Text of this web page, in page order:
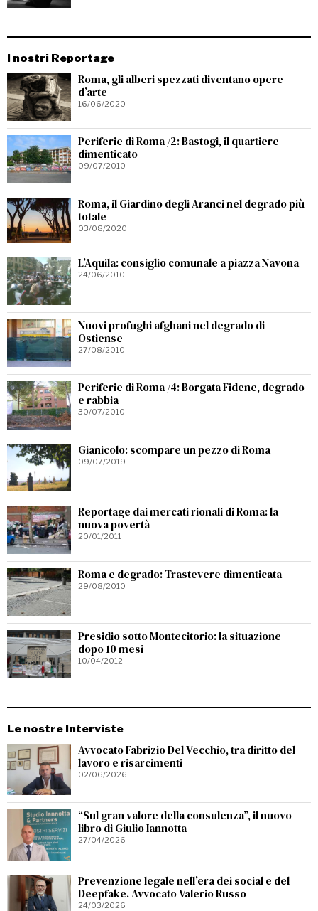
I nostri Reportage
Roma, gli alberi spezzati diventano opere
d’arte
16/06/2020
Periferie di Roma /2: Bastogi, il quartiere
dimenticato
09/07/2010
Roma, il Giardino degli Aranci nel degrado più
totale
03/08/2020
L’Aquila: consiglio comunale a piazza Navona
24/06/2010
Nuovi profughi afghani nel degrado di
Ostiense
27/08/2010
Periferie di Roma /4: Borgata Fidene, degrado
e rabbia
30/07/2010
Gianicolo: scompare un pezzo di Roma
09/07/2019
Reportage dai mercati rionali di Roma: la
nuova povertà
20/01/2011
Roma e degrado: Trastevere dimenticata
29/08/2010
Presidio sotto Montecitorio: la situazione
dopo 10 mesi
10/04/2012
Le nostre Interviste
Avvocato Fabrizio Del Vecchio, tra diritto del
lavoro e risarcimenti
02/06/2026
“Sul gran valore della consulenza”, il nuovo
libro di Giulio Iannotta
27/04/2026
Prevenzione legale nell’era dei social e del
Deepfake. Avvocato Valerio Russo
24/03/2026